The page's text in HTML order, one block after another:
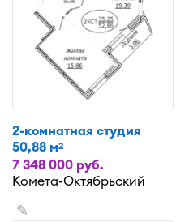
2-комнатная студия
50,88 м2
7 348 000 руб.
Комета-Октябрьский
✎